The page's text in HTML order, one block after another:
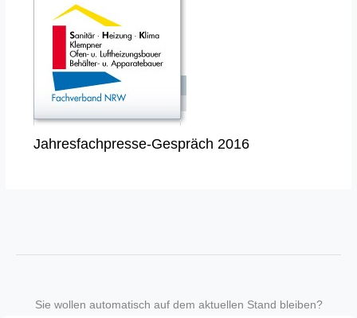
Jahresfachpresse-Gespräch 2016
Sie wollen automatisch auf dem aktuellen Stand bleiben?